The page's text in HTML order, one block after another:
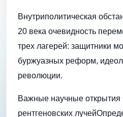
Внутриполитическая
20 века очевидность
трех лагерей: защитники
буржуазных реформ,
революции.
Важные научные открытия
рентгеновских